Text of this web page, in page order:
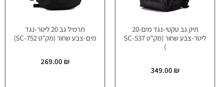
תיק גב טקטי-נגד מים-20
ליטר-צבע שחור (מק"ט SC-537
)
349.00 ₪
תרמיל גב 20 ליטר-נגד
מים-צבע שחור (מק"ט SC-752)
269.00 ₪